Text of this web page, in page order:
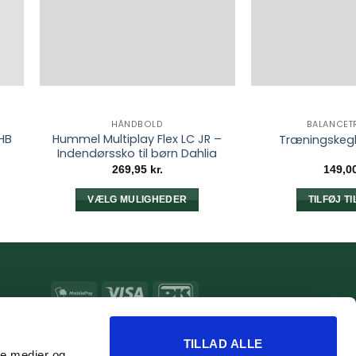
TILLAD ALLE
HÅNDBOLD
Hummel Multiplay Flex LC JR –
Indendørssko til børn Dahlia
269,95 kr.
VÆLG MULIGHEDER
varianter.
TILFØJ
MobilePay Visa
MasterCardApple
Google